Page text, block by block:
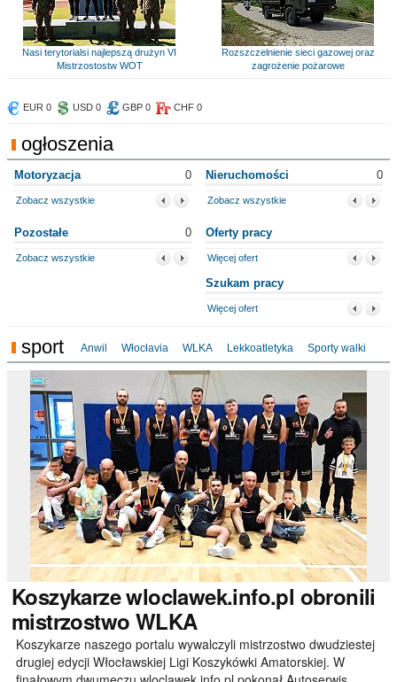
Nasi terytorialsi najlepszą drużyn VI
Mistrzostostw WOT
Rozszczelnienie sieci gazowej oraz
zagrożenie pożarowe
EUR 0 USD 0 GBP 0 CHF 0
ogłoszenia
Motoryzacja 0
Zobacz wszystkie
Nieruchomości 0
Zobacz wszystkie
Pozostałe 0
Zobacz wszystkie
Oferty pracy
Więcej ofert
Szukam pracy
Więcej ofert
sport Anwil Włocłavia WLKA Lekkoatletyka Sporty walki
Koszykarzewloclawek.info.pl obronili
mistrzostwo WLKA
Koszykarze naszego portalu wywalczyli mistrzostwo dwudziestej
drugiej edycji Włocławskiej Ligi Koszykówki Amatorskiej. W